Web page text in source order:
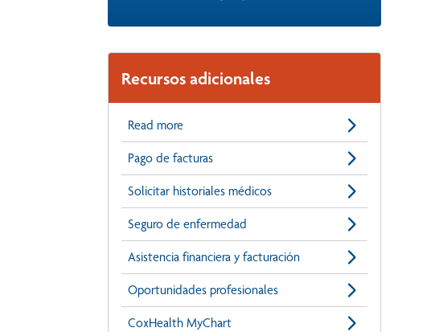
Recursos adicionales
Read more
Pago de facturas
Solicitar historiales médicos
Seguro de enfermedad
Asistencia financiera y facturación
Oportunidades profesionales
CoxHealth MyChart